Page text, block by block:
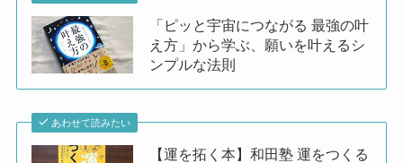
「ピッと宇宙につながる 最強の叶
え方」から学ぶ、願いを叶えるシ
ンプルな法則
あわせて読みたい
【運を拓く本】和田塾 運をつくる